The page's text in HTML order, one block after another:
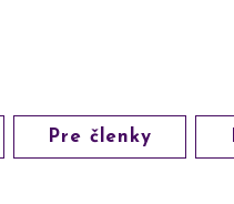
Pre členky